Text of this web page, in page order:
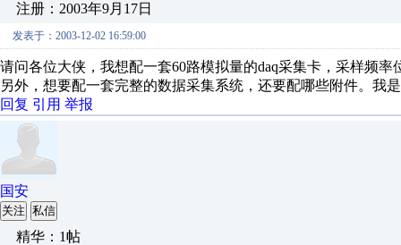
注册：2003年9月17日
发表于：2003-12-02 16:59:00
请问各位大侠，我想配一套60路模拟量的daq采集卡，采样频
另外，想要配一套完整的数据采集系统，还要配哪些附件。我
回复 引用 举报
国安
关注 私信
精华：1帖